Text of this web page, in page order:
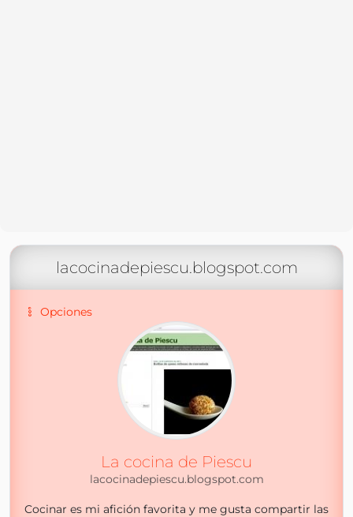
lacocinadepiescu.blogspot.com
Opciones
La cocina de Piescu
lacocinadepiescu.blogspot.com
Cocinar es mi afición favorita y me gusta compartir las